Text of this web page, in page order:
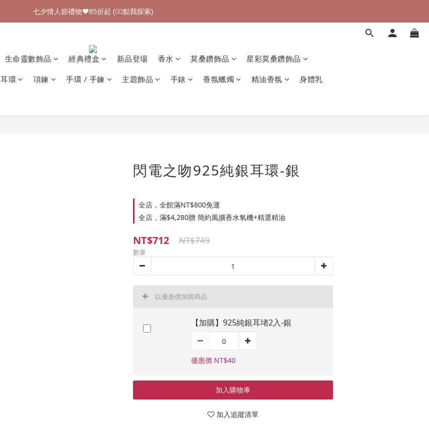
加入新會員領$100購物金💰 (👉🏻點我領取)
七夕情人節禮物❤85折起 (👉🏻點我探索)
生命靈數飾品 經典禮盒 新品登場 香水 莫桑鑽飾品 星彩莫桑鑽飾品
耳環 項鍊 手環 / 手鍊 主題飾品 手錶 香氛蠟燭 精油香氛 身體乳
閃電之吻925純銀耳環-銀
全店，全館滿NT$800免運
全店，滿$4,280贈 簡約風擴香水氧機+精選精油
NT$712 NT$749
數量
以優惠價加購商品
【加購】925純銀耳堵2入-銀
優惠價 NT$40
加入購物車
加入追蹤清單